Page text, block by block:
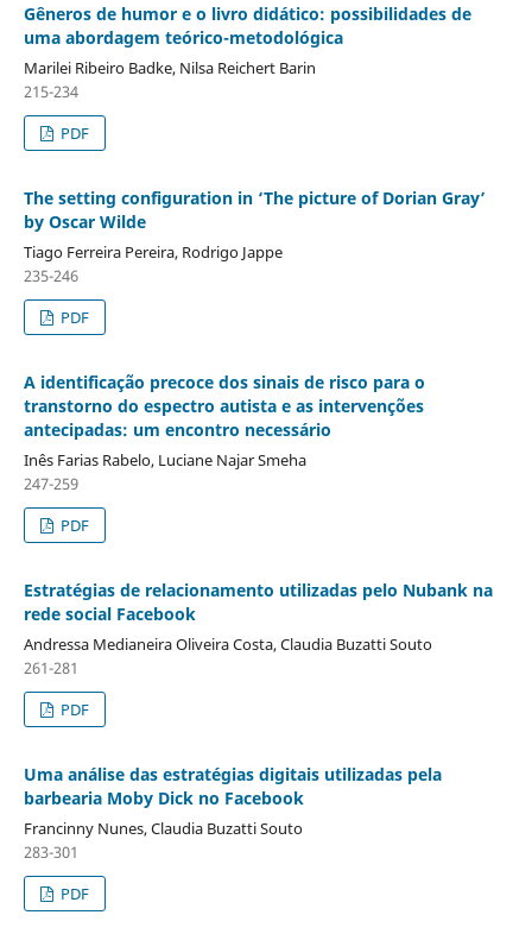
Gêneros de humor e o livro didático: possibilidades de
uma abordagem teórico-metodológica
Marilei Ribeiro Badke, Nilsa Reichert Barin
215-234
PDF
The setting configuration in ‘The picture of Dorian Gray’
by Oscar Wilde
Tiago Ferreira Pereira, Rodrigo Jappe
235-246
PDF
A identificação precoce dos sinais de risco para o
transtorno do espectro autista e as intervenções
antecipadas: um encontro necessário
Inês Farias Rabelo, Luciane Najar Smeha
247-259
PDF
Estratégias de relacionamento utilizadas pelo Nubank na
rede social Facebook
Andressa Medianeira Oliveira Costa, Claudia Buzatti Souto
261-281
PDF
Uma análise das estratégias digitais utilizadas pela
barbearia Moby Dick no Facebook
Francinny Nunes, Claudia Buzatti Souto
283-301
PDF